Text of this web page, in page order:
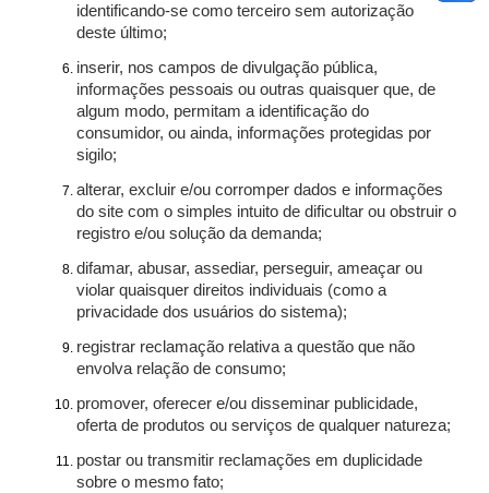
identificando-se como terceiro sem autorização
deste último;
inserir, nos campos de divulgação pública,
informações pessoais ou outras quaisquer que, de
algum modo, permitam a identificação do
consumidor, ou ainda, informações protegidas por
sigilo;
alterar, excluir e/ou corromper dados e informações
do site com o simples intuito de dificultar ou obstruir o
registro e/ou solução da demanda;
difamar, abusar, assediar, perseguir, ameaçar ou
violar quaisquer direitos individuais (como a
privacidade dos usuários do sistema);
registrar reclamação relativa a questão que não
envolva relação de consumo;
promover, oferecer e/ou disseminar publicidade,
oferta de produtos ou serviços de qualquer natureza;
postar ou transmitir reclamações em duplicidade
sobre o mesmo fato;